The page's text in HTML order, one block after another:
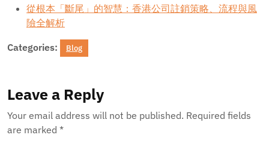
從根本「斷尾」的智慧：香港公司註銷策略、流程與風
險全解析
Categories: Blog
Leave a Reply
Your email address will not be published. Required fields
are marked *